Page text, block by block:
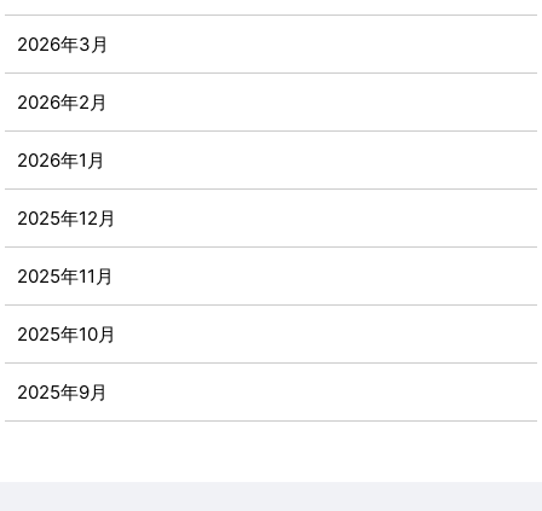
2026年3月
2026年2月
2026年1月
2025年12月
2025年11月
2025年10月
2025年9月